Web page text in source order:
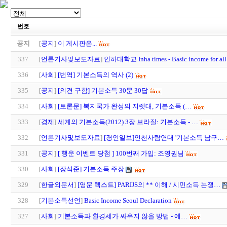
번호
공지 [공지] 이 게시판은...
337 [언론기사및보도자료] 인하대학교 Inha times - Basic income for
336 [사회] [번역] 기본소득의 역사 (2)
335 [공지] [의견 구함] 기본소득 30문 30답
334 [사회] [토론문] 복지국가 완성의 지렛대, 기본소득 (…
333 [경제] 세계의 기본소득(2012) 3장 브라질: 기본소득 - …
332 [언론기사및보도자료] [경인일보]인천사람연대 '기본소득 남구…
331 [공지] [ 행운 이벤트 당첨 ] 100번째 가입: 조영권님
330 [사회] [장석준] 기본소득 주장
329 [한글외문서] [영문 텍스트] PARIJS의 ** 이해 / 시민소득 논쟁…
328 [기본소득선언] Basic Income Seoul Declaration
327 [사회] 기본소득과 환경세가 싸우지 않을 방법 - 에…